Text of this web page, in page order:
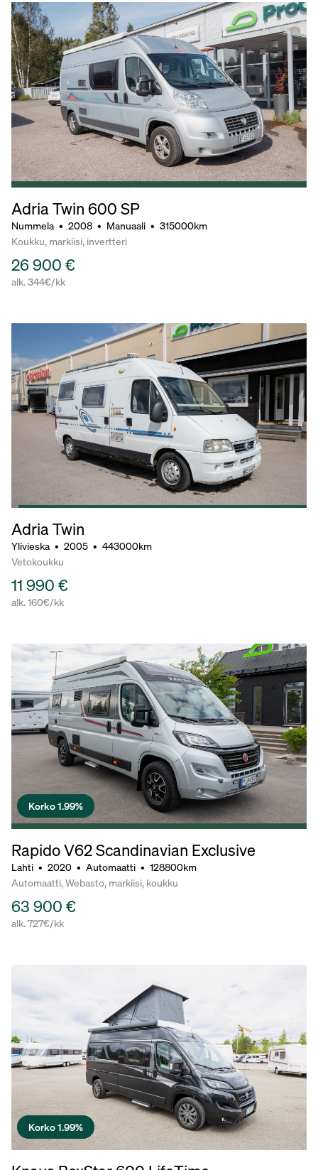
Adria Twin 600 SP
Nummela • 2008 • Manuaali • 315000km
Koukku, markiisi, invertteri
26 900 €
alk. 344€/kk
Adria Twin
Ylivieska • 2005 • 443000km
Vetokoukku
11 990 €
alk. 160€/kk
Korko 1.99%
Rapido V62 Scandinavian Exclusive
Lahti • 2020 • Automaatti • 128800km
Automaatti, Webasto, markiisi, koukku
63 900 €
alk. 727€/kk
Korko 1.99%